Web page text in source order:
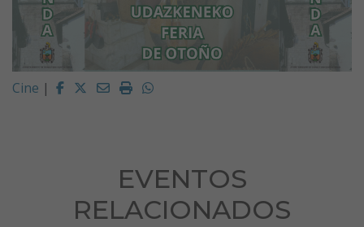
Cine | Facebook
Twitter
EmailImprimirWhatsapp
EVENTOS
RELACIONADOS